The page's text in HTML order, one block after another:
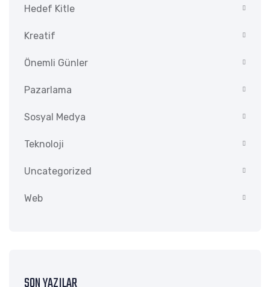
Hedef Kitle
Kreatif
Önemli Günler
Pazarlama
Sosyal Medya
Teknoloji
Uncategorized
Web